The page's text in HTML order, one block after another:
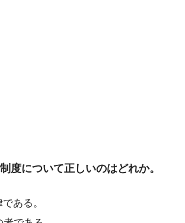
度について正しいのはどれか。
ある。